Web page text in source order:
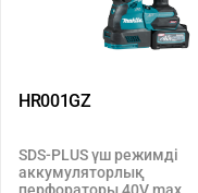
HR001GZ
SDS-PLUS үш режимді
аккумуляторлық